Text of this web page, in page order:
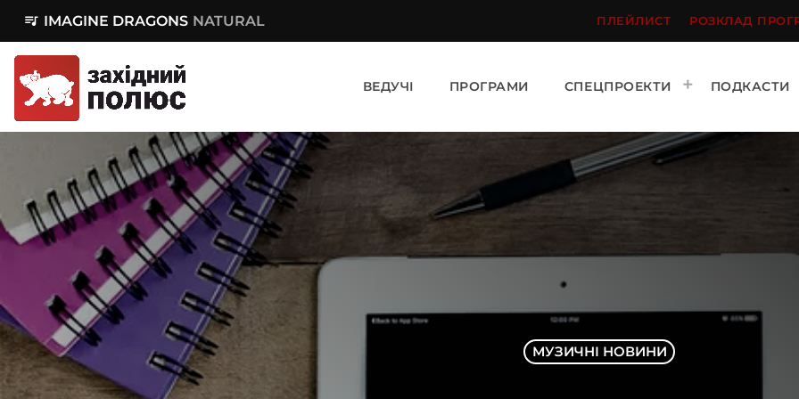
queue_music IMAGINE DRAGONS NATURAL ПЛЕЙЛИСТ РОЗКЛАД
ВЕДУЧІ ПРОГРАМИ СПЕЦПРОЕКТИ ПОДКАСТИ
МУЗИЧНІ НОВИНИ